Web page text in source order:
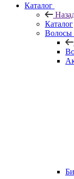
Каталог
Каталог
Волосы